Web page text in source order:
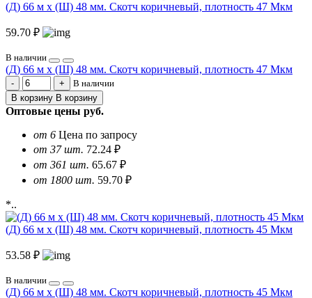
(Д) 66 м х (Ш) 48 мм. Скотч коричневый, плотность 47 Мкм
59.70 ₽
В наличии
(Д) 66 м х (Ш) 48 мм. Скотч коричневый, плотность 47 Мкм
В наличии
В корзину В корзину
Оптовые цены руб.
от 6 Цена по запросу
от 37 шт. 72.24 ₽
от 361 шт. 65.67 ₽
от 1800 шт. 59.70 ₽
*..
(Д) 66 м х (Ш) 48 мм. Скотч коричневый, плотность 45 Мкм
53.58 ₽
В наличии
(Д) 66 м х (Ш) 48 мм. Скотч коричневый, плотность 45 Мкм